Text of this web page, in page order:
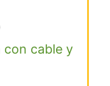
con cable y